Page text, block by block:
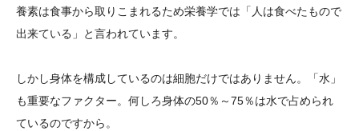
養素は食事から取りこまれるため栄養学では「人は食べたもので
出来ている」と言われています。
しかし身体を構成しているのは細胞だけではありません。「水」
も重要なファクター。何しろ身体の50％～75％は水で占められ
ているのですから。